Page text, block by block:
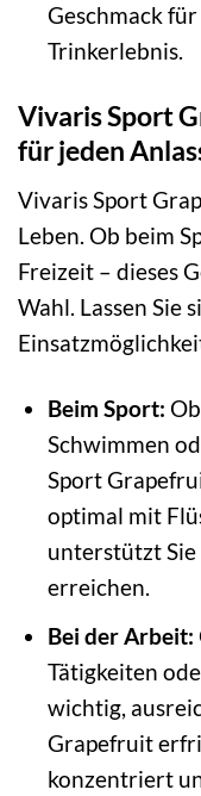
Geschmack
Trinkerlebnis.
Vivaris Sport
für jeden
Vivaris Sport
Leben. Ob beim
Freizeit – dieses
Wahl. Lassen Sie
Beim Sport:
Schwimmen
Sport
optimal mit
unterstützt
erreichen.
Bei der Arbeit:
Tätigkeiten
wichtig,
Grapefruit
konzentriert